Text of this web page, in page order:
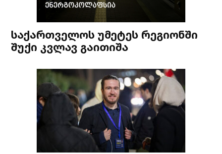
საქართველოს უმეტეს რეგიონში
შუქი კვლავ გაითიშა